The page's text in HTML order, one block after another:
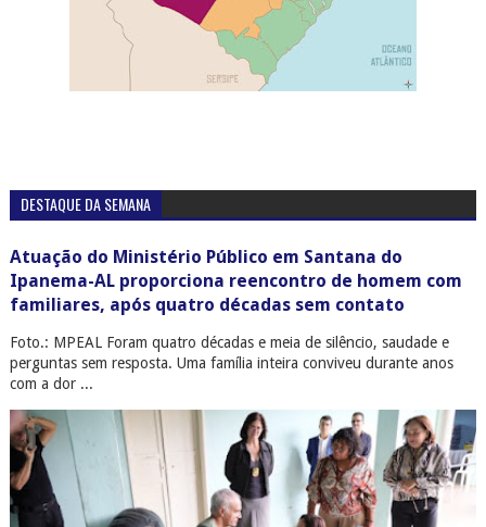
DESTAQUE DA SEMANA
Atuação do Ministério Público em Santana do
Ipanema-AL proporciona reencontro de homem com
familiares, após quatro décadas sem contato
Foto.: MPEAL Foram quatro décadas e meia de silêncio, saudade e
perguntas sem resposta. Uma família inteira conviveu durante anos
com a dor ...